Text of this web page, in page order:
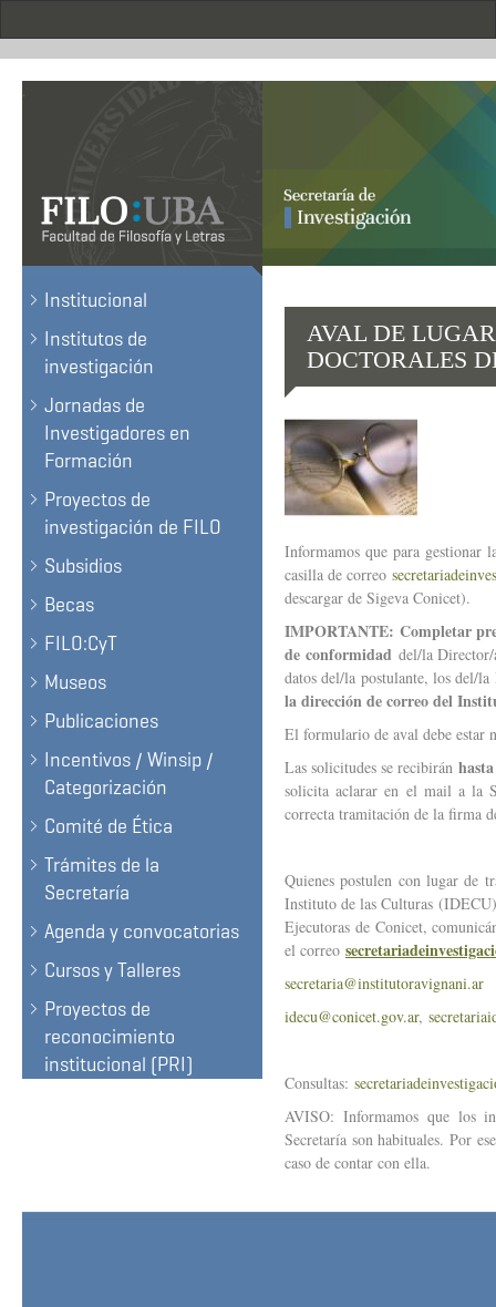
.
Institucional
Institutos de
investigación
Jornadas de
Investigadores en
Formación
Proyectos de
investigación de FILO
Subsidios
Becas
FILO:CyT
Museos
Publicaciones
Incentivos / Winsip /
Categorización
Comité de Ética
Trámites de la
Secretaría
Agenda y convocatorias
Cursos y Talleres
Proyectos de
reconocimiento
institucional (PRI)
AVAL DE
DOCTORALES
Informamos que para gestionar
casilla de correo
descargar de Sigeva Conicet).
IMPORTANTE: Completar
de conformidaddel/la Director/
datos del/la postulante, los del/
la dirección de correo del
El formulario de aval debe estar
Las solicitudes se recibirán
solicita aclarar en el mail a la
correcta tramitación de la firma
Quienes postulen con lugar de
Instituto de las Culturas
Ejecutoras de Conicet,
el correo
secretaria@institutoravignani.ar
idecu@conicet.gov.ar,
Consultas:
AVISO: Informamos que los
Secretaría son habituales. Por
caso de contar con ella.